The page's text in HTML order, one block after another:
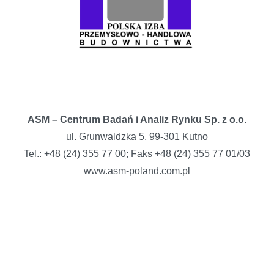
ASM – Centrum Badań i Analiz Rynku Sp. z o.o.
ul. Grunwaldzka 5, 99-301 Kutno
Tel.: +48 (24) 355 77 00; Faks +48 (24) 355 77 01/03
www.asm-poland.com.pl